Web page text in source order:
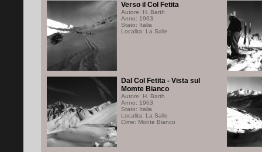
Verso il Col Fetita
Autore: H. Barth
Anno: 1963
Stato: Italia
Localita: La Salle
Dal Col Fetita - Vista sul
Momte Bianco
Autore: H. Barth
Anno: 1963
Stato: Italia
Localita: La Salle
Cime: Monte Bianco